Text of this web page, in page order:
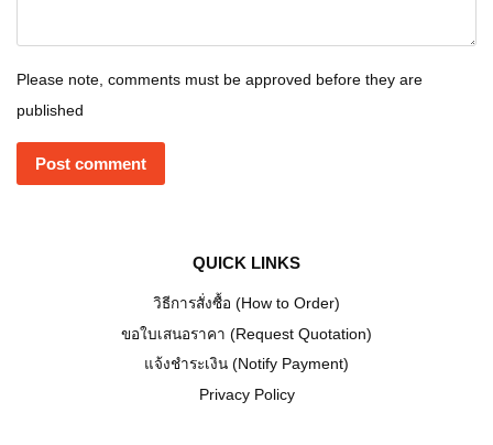
Please note, comments must be approved before they are
published
QUICK LINKS
วิธีการสั่งซื้อ (How to Order)
ขอใบเสนอราคา (Request Quotation)
แจ้งชำระเงิน (Notify Payment)
Privacy Policy